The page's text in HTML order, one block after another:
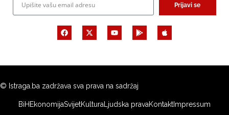
Prijavi se
© Istraga.ba zadržava sva prava na sadržaj
BiHEkonomijaSvijetKulturaLjudska pravaKontaktImpressum